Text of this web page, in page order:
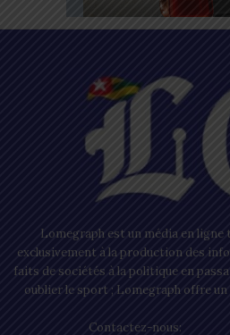
Lomegraph est un média en
exclusivement à la production des
faits de sociétés à la politique en
oublier le sport ; Lomegraph offre
Contactez-nous: